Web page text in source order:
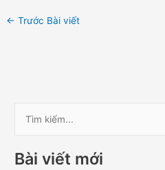
← Trước Bài viết
m
Bài viết mới